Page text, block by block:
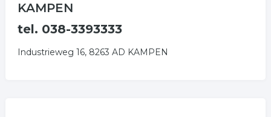
KAMPEN
tel. 038-3393333
Industrieweg 16, 8263 AD KAMPEN